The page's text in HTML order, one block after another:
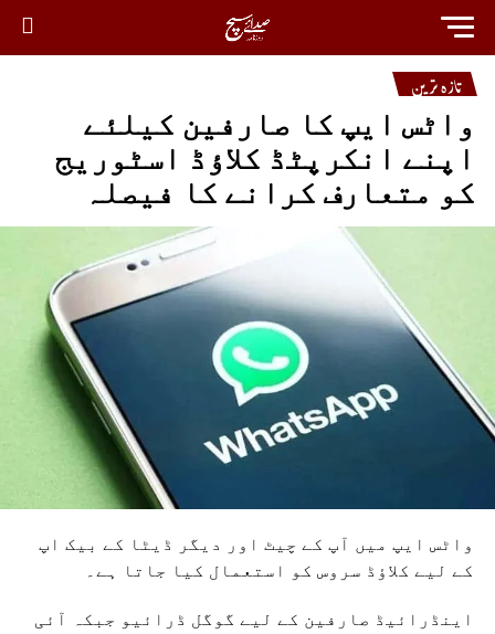
تازہ ترین
واٹس ایپ کا صارفین کیلئے
اپنے انکرپٹڈ کلاؤڈ اسٹوریج
کو متعارف کرانے کا فیصلہ
واٹس ایپ میں آپ کے چیٹ اور دیگر ڈیٹا کے بیک اپ
کے لیے کلاؤڈ سروس کو استعمال کیا جاتا ہے۔
اینڈرائیڈ صارفین کے لیے گوگل ڈرائیو جبکہ آئی